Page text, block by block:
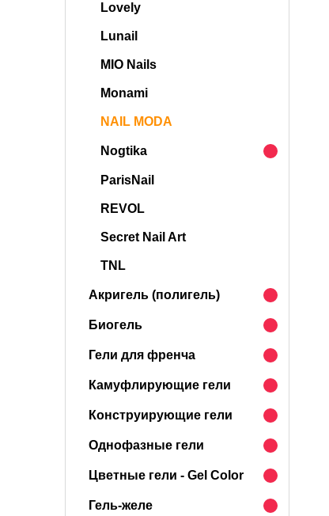
Lovely
Lunail
MIO Nails
Monami
NAIL MODA
Nogtika
ParisNail
REVOL
Secret Nail Art
TNL
Акригель (полигель)
Биогель
Гели для френча
Камуфлирующие гели
Конструирующие гели
Однофазные гели
Цветные гели - Gel Color
Гель-желе